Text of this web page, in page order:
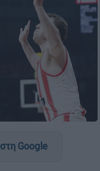
Google